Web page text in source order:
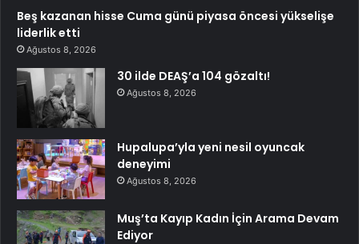
Beş kazanan hisse Cuma günü piyasa öncesi yükselişe
liderlik etti
Ağustos 8, 2026
30 ilde DEAŞ’a 104 gözaltı!
Ağustos 8, 2026
Hupalupa’yla yeni nesil oyuncak
deneyimi
Ağustos 8, 2026
Muş’ta Kayıp Kadın İçin Arama Devam
Ediyor